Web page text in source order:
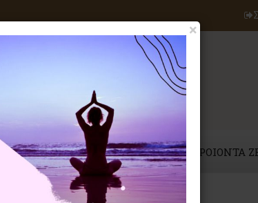
ΜΑΓΙΚΑ ΣΥΝΕΡΓΑ ΠΡΟΙΟΝΤΑ
×